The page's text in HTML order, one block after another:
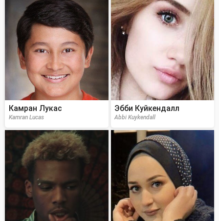
Камран Лукас
Kamran Lucas
Эбби Куйкендалл
Abbi Kuykendall